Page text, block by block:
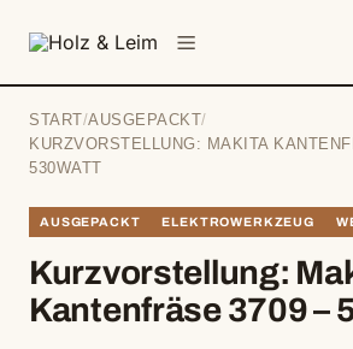
START /AUSGEPACKT /
KURZVORSTELLUNG: MAKITA
530WATT
AUSGEPACKT ELEKTROWERKZEUG
Kurzvorstellung:
Kantenfräse 3709 –